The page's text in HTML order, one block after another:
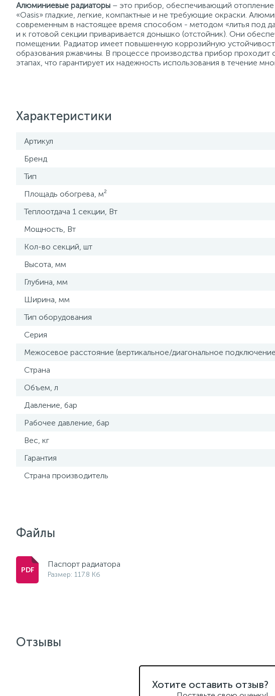
Алюминиевые радиаторы – это прибор, обеспечивающий
«Oasis» гладкие, легкие, компактные и не требующие окраски.
современным в настоящее время способом - методом «литья под
и к готовой секции приваривается донышко (отстойник). Они
помещении. Радиатор имеет повышенную коррозийную
образования ржавчины. В процессе производства прибор
этапах, что гарантирует их надежность использования в течение
Характеристики
Артикул
Бренд
Тип
Площадь обогрева, м²
Теплоотдача 1 секции, Вт
Мощность, Вт
Кол-во секций, шт
Высота, мм
Глубина, мм
Ширина, мм
Тип оборудования
Серия
Межосевое расстояние (вертикальное/диагональное
Страна
Объем, л
Давление, бар
Рабочее давление, бар
Вес, кг
Гарантия
Страна производитель
Файлы
Паспорт радиатора
Размер: 117.8 Кб
Отзывы
Хотите оставить отзыв?